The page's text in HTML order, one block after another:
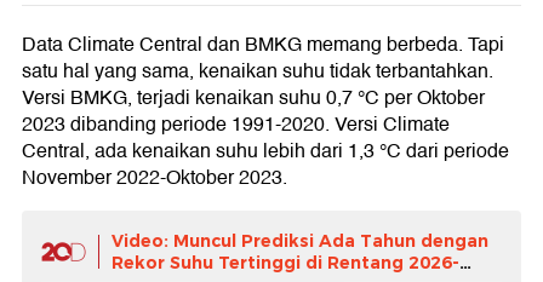
Data Climate Central dan BMKG memang berbeda. Tapi
satu hal yang sama, kenaikan suhu tidak terbantahkan.
Versi BMKG, terjadi kenaikan suhu 0,7 °C per Oktober
2023 dibanding periode 1991-2020. Versi Climate
Central, ada kenaikan suhu lebih dari 1,3 °C dari periode
November 2022-Oktober 2023.
Video: Muncul Prediksi Ada Tahun dengan
Rekor Suhu Tertinggi di Rentang 2026-